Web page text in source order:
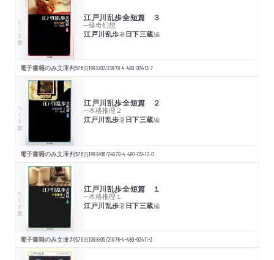
ちくま文庫 江戸川乱歩全短篇 ３
─怪奇幻想
江戸川乱歩著日下三蔵編
電子書籍のみ文庫判576頁1998/07/23978-4-480-03413-7
ちくま文庫 江戸川乱歩全短篇 ２
─本格推理２
江戸川乱歩著日下三蔵編
電子書籍のみ文庫判576頁1998/06/24978-4-480-03412-0
ちくま文庫 江戸川乱歩全短篇 １
─本格推理１
江戸川乱歩著日下三蔵編
電子書籍のみ文庫判576頁1998/05/21978-4-480-03411-3